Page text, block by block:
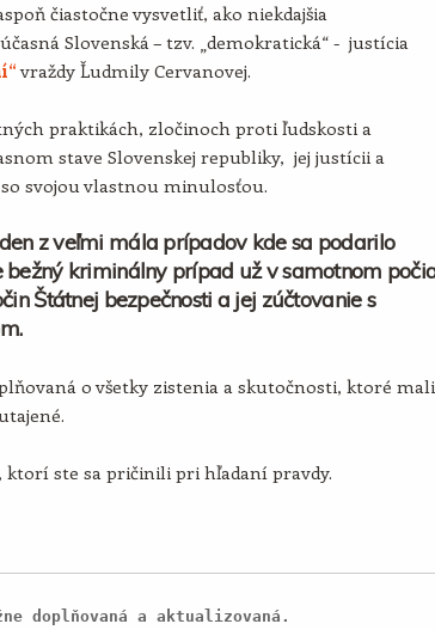
čiastočne vysvetliť, ako niekdajšia
Slovenská – tzv. „demokratická“ - justícia
vraždy Ľudmily Cervanovej.
praktikách, zločinoch proti ľudskosti a
stave Slovenskej republiky, jej justícii a
svojou vlastnou minulosťou.
z veľmi mála prípadov kde sa podarilo
bežný kriminálny prípad už v samotnom
Štátnej bezpečnosti a jej zúčtovanie s
o všetky zistenia a skutočnosti, ktoré mali
ktorí ste sa pričinili pri hľadaní pravdy.
doplňovaná a aktualizovaná.